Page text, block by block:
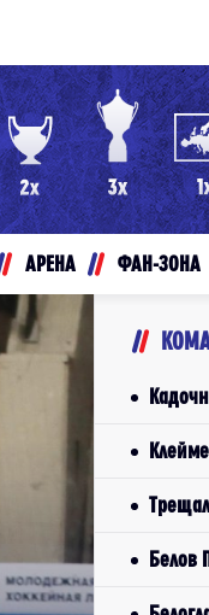
АРЕНА ФАН-ЗОНА
Белов